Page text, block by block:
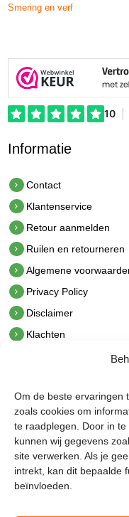
Om de beste ervaringen
zoals cookies om
te raadplegen. Door in
kunnen wij gegevens
site verwerken. Als je
intrekt, kan dit bepaalde
beïnvloeden.
Smering en verf
Informatie
Contact
Klantenservice
Retour aanmelden
Ruilen en retourneren
Algemene
Privacy Policy
Disclaimer
Klachten
hetindustriehuis B.V.
De Hoek 1 1601 MR
t.0228 53 00 40
e.info@hetindustriehuis.com
KVK 51483904
BTW NL850044522B01